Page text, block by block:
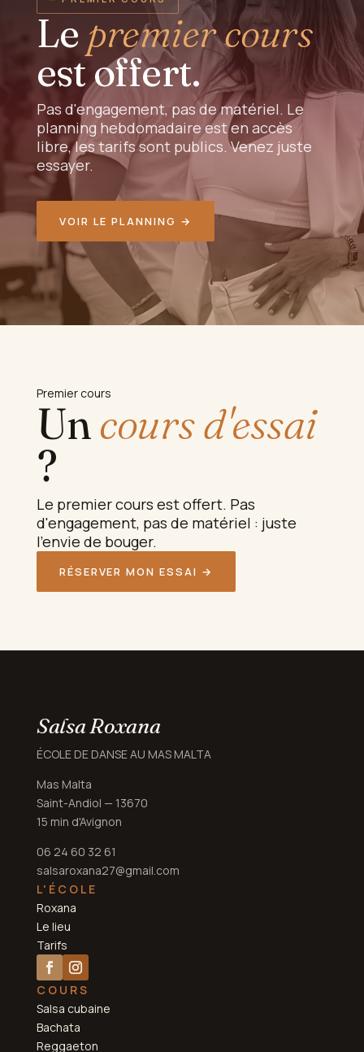
Le premier cours
est offert.
Pas d'engagement, pas de matériel. Le
planning hebdomadaire est en accès
libre, les tarifs sont publics. Venez juste
essayer.
VOIR LE PLANNING →
Premier cours
Uncours d'essai
?
Le premier cours est offert. Pas
d'engagement, pas de matériel : juste
l'envie de bouger.
RÉSERVER MON ESSAI →
Salsa Roxana
ÉCOLE DE DANSE AU MAS MALTA
Mas Malta
Saint-Andiol — 13670
15 min d'Avignon
06 24 60 32 61
salsaroxana27@gmail.com
L'ÉCOLE
Roxana
Le lieu
Tarifs
COURS
Salsa cubaine
Bachata
Reggaeton